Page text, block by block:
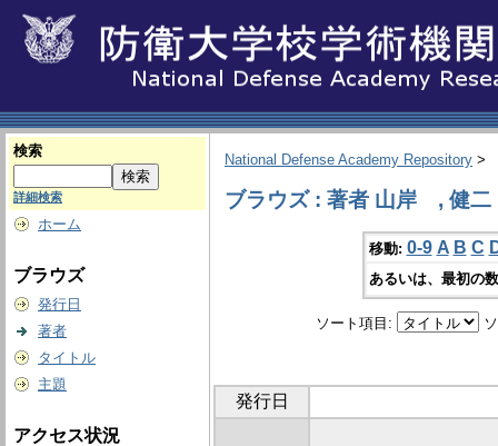
検索
詳細検索
ホーム
ブラウズ
発行日
著者
タイトル
主題
アクセス状況
National Defense Academy Repository >
ブラウズ : 著者 山岸 , 健二
移動: 0-9 A B C
あるいは、最初の
ソート項目:
発行日